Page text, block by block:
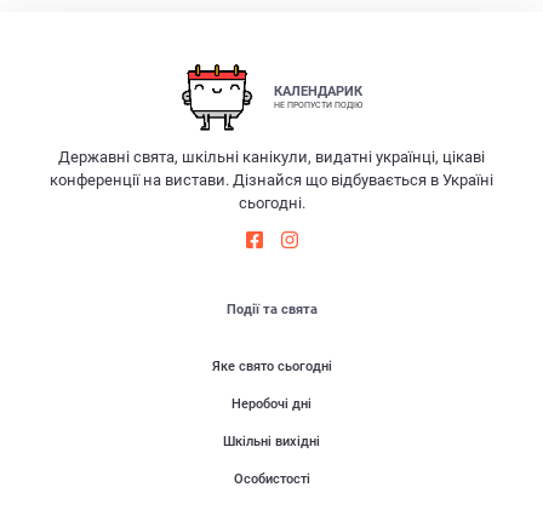
КАЛЕНДАРИК
НЕ ПРОПУСТИ ПОДІЮ
Державні свята, шкільні канікули, видатні українці, цікаві
конференції на вистави. Дізнайся що відбувається в Україні
сьогодні.
Події та свята
Яке свято сьогодні
Неробочі дні
Шкільні вихідні
Особистості